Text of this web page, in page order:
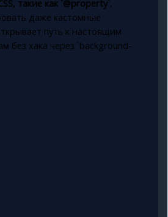
такие как `@property`,
даже кастомные
путь к настоящим
без хака через `background-